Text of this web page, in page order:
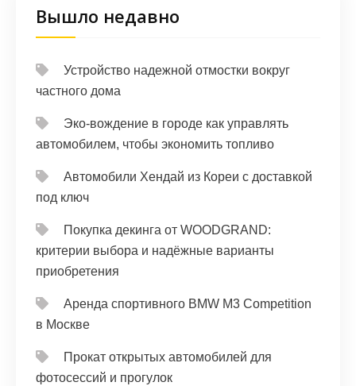
Вышло недавно
Устройство надежной отмостки вокруг
частного дома
Эко-вождение в городе как управлять
автомобилем, чтобы экономить топливо
Автомобили Хендай из Кореи с доставкой
под ключ
Покупка декинга от WOODGRAND:
критерии выбора и надёжные варианты
приобретения
Аренда спортивного BMW M3 Competition
в Москве
Прокат открытых автомобилей для
фотосессий и прогулок